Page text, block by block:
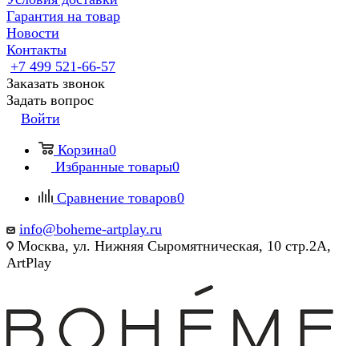
Гарантия на товар
Новости
Контакты
+7 499 521-66-57
Заказать звонок
Задать вопрос
Войти
Корзина0
Избранные товары0
Сравнение товаров0
info@boheme-artplay.ru
Москва, ул. Нижняя Сыромятническая, 10 стр.2А,
ArtPlay